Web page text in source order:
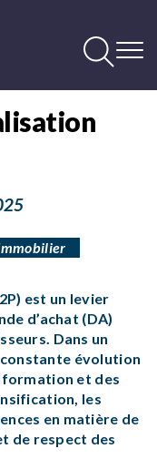
est un levier
d’achat (DA)
Dans un
évolution
et des
les
en matière de
de respect des